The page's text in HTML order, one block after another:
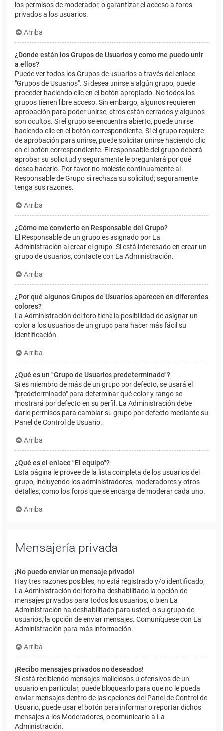
los permisos de moderador, o garantizar el acceso a foros
privados a los usuarios.
Arriba
¿Donde están los Grupos de Usuarios y como me puedo unir
a ellos?
Puede ver todos los Grupos de usuarios a través del enlace
"Grupos de Usuarios". Si desea unirse a algún grupo, puede
proceder haciendo clic en el botón apropiado. No todos los
grupos tienen libre acceso. Sin embargo, algunos requieren
aprobación para poder unirse, otros están cerrados y algunos
son ocultos. Si el grupo se encuentra abierto, puede unirse
haciendo clic en el botón correspondiente. Si el grupo requiere
de aprobación para unirse, puede solicitar unirse haciendo clic
en el botón correspondiente. El responsable del grupo deberá
aprobar su solicitud y seguramente le preguntará por qué
desea hacerlo. Por favor no moleste continuamente al
Responsable de Grupo si rechaza su solicitud; seguramente
tenga sus razones.
Arriba
¿Cómo me convierto en Responsable del Grupo?
El Responsable de un grupo es asignado por La
Administración al crear el grupo. Si está interesado en crear un
grupo de usuarios, contacte con La Administración.
Arriba
¿Por qué algunos Grupos de Usuarios aparecen en diferentes
colores?
La Administración del foro tiene la posibilidad de asignar un
color a los usuarios de un grupo para hacer más fácil su
identificación.
Arriba
¿Qué es un "Grupo de Usuarios predeterminado"?
Si es miembro de más de un grupo por defecto, se usará el
"predeterminado" para determinar qué color y rango se
mostrará por defecto en su perfil. La Administración debe
darle permisos para cambiar su grupo por defecto mediante su
Panel de Control de Usuario.
Arriba
¿Qué es el enlace "El equipo"?
Esta página le provee de la lista completa de los usuarios del
grupo, incluyendo los administradores, moderadores y otros
detalles, como los foros que se encarga de moderar cada uno.
Arriba
Mensajería privada
¡No puedo enviar un mensaje privado!
Hay tres razones posibles; no está registrado y/o identificado,
La Administración del foro ha deshabilitado la opción de
mensajes privados para todos los usuarios, o bien La
Administración ha deshabilitado para usted, o su grupo de
usuarios, la opción de enviar mensajes. Comuníquese con La
Administración para más información.
Arriba
¡Recibo mensajes privados no deseados!
Si está recibiendo mensajes maliciosos u ofensivos de un
usuario en particular, puede bloquearlo para que no le pueda
enviar mensajes dentro de las opciones del Panel de Control de
Usuario, puede usar el botón para informar o reportar dichos
mensajes a los Moderadores, o comunicarlo a La
Administración.